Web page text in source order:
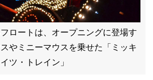
ロートは、オープニングに登場す
やミニーマウスを乗せた「ミッキ
ツ・トレイン」